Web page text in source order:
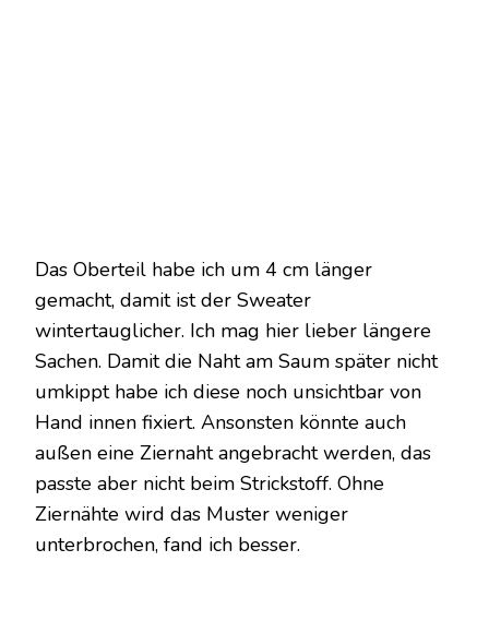
Das Oberteil habe ich um 4 cm länger
gemacht, damit ist der Sweater
wintertauglicher. Ich mag hier lieber längere
Sachen. Damit die Naht am Saum später nicht
umkippt habe ich diese noch unsichtbar von
Hand innen fixiert. Ansonsten könnte auch
außen eine Ziernaht angebracht werden, das
passte aber nicht beim Strickstoff. Ohne
Ziernähte wird das Muster weniger
unterbrochen, fand ich besser.